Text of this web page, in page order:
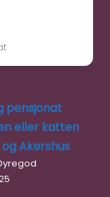
pensjonat
eller katten
Akershus